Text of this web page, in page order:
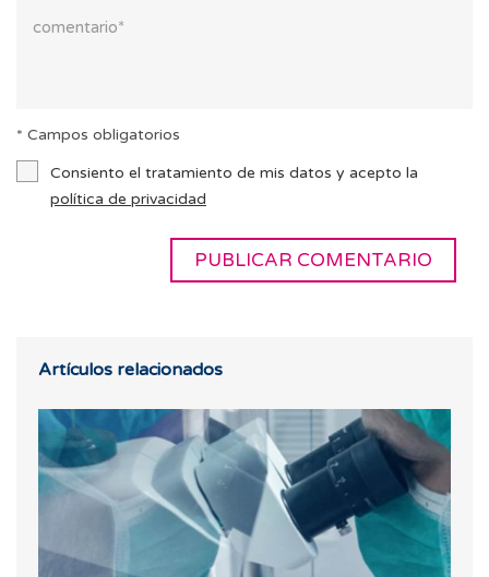
* Campos obligatorios
Consiento el tratamiento de mis datos y acepto la
política de privacidad
Artículos relacionados